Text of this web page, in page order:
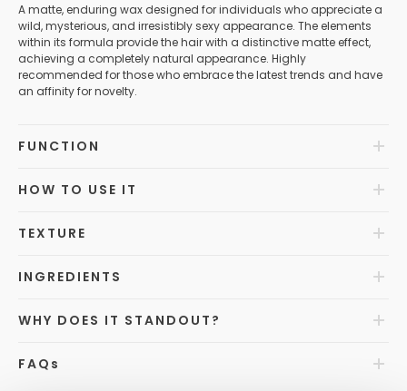
A matte, enduring wax designed for individuals who appreciate a
wild, mysterious, and irresistibly sexy appearance. The elements
within its formula provide the hair with a distinctive matte effect,
achieving a completely natural appearance. Highly
recommended for those who embrace the latest trends and have
an affinity for novelty.
FUNCTION
HOW TO USE IT
TEXTURE
INGREDIENTS
WHY DOES IT STANDOUT?
FAQ s